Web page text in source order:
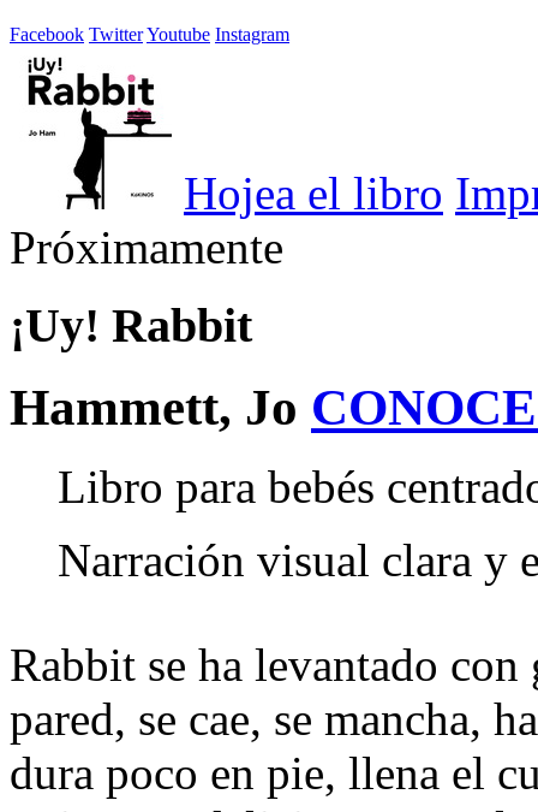
Facebook TwitterYoutube Instagram
Hojea el libro
Próximamente
¡Uy! Rabbit
Hammett, Jo
Libro para bebés
Narración visual clara y
Rabbit se ha levantado
pared, se cae, se mancha,
dura poco en pie, llena el